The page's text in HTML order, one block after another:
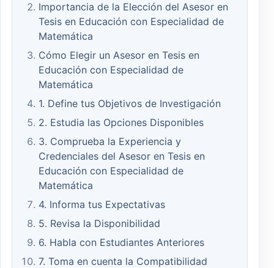
Importancia de la Elección del Asesor en
Tesis en Educación con Especialidad de
Matemática
Cómo Elegir un Asesor en Tesis en
Educación con Especialidad de
Matemática
1. Define tus Objetivos de Investigación
2. Estudia las Opciones Disponibles
3. Comprueba la Experiencia y
Credenciales del Asesor en Tesis en
Educación con Especialidad de
Matemática
4. Informa tus Expectativas
5. Revisa la Disponibilidad
6. Habla con Estudiantes Anteriores
7. Toma en cuenta la Compatibilidad